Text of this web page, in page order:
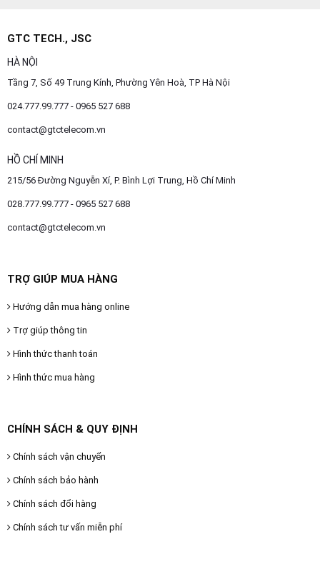
GTC TECH., JSC
HÀ NỘI
Tầng 7, Số 49 Trung Kính, Phường Yên Hoà, TP Hà Nội
024.777.99.777 - 0965 527 688
contact@gtctelecom.vn
HỒ CHÍ MINH
215/56 Đường Nguyễn Xí, P. Bình Lợi Trung, Hồ Chí Minh
028.777.99.777 - 0965 527 688
contact@gtctelecom.vn
TRỢ GIÚP MUA HÀNG
Hướng dẫn mua hàng online
Trợ giúp thông tin
Hình thức thanh toán
Hình thức mua hàng
CHÍNH SÁCH & QUY ĐỊNH
Chính sách vận chuyển
Chính sách bảo hành
Chính sách đổi hàng
Chính sách tư vấn miễn phí